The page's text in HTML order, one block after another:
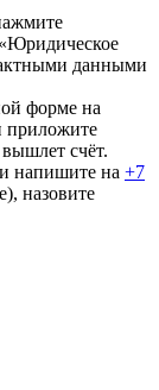
данными
форме на
приложите
счёт.
напишите на +7
назовите